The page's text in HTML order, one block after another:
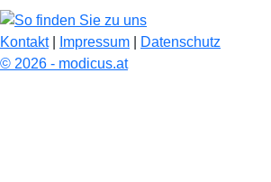
Kontakt| Impressum
Datenschutz
© 2026 - modicus.at